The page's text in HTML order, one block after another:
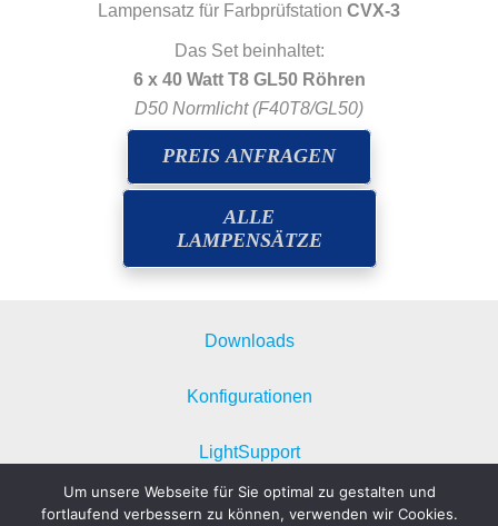
Lampensatz für Farbprüfstation CVX-3
Das Set beinhaltet:
6 x 40 Watt T8 GL50 Röhren
D50 Normlicht (F40T8/GL50)
PREIS ANFRAGEN
ALLE
LAMPENSÄTZE
Downloads
Konfigurationen
LightSupport
Datenschutzerklärung
Um unsere Webseite für Sie optimal zu gestalten und
fortlaufend verbessern zu können, verwenden wir Cookies.